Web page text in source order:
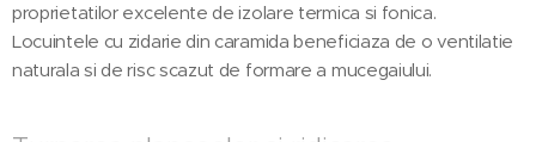
proprietatilor excelente de izolare termica si fonica.
Locuintele cu zidarie din caramida beneficiaza de o ventilatie
naturala si de risc scazut de formare a mucegaiului.